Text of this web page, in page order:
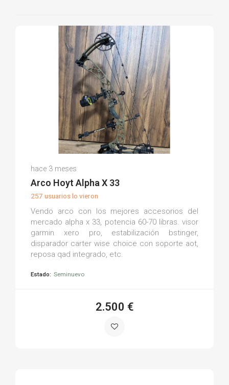
hace 3 meses
Arco Hoyt Alpha X 33
257 usuarios lo vieron
Vendo arco con los mejores accesorios del
mercado alpha x 33, potencia 60-70 libras. visor
garmin xero pro, estabilización bstinger,
disparador carter wise choice con soporte aot,
reposa qad integrado, etc.
Estado: Seminuevo
2.500 €